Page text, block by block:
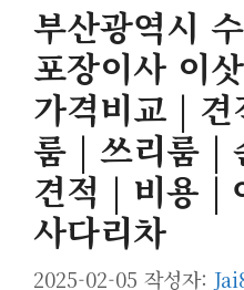
부산광역시
포장이사 이
가격비교 |
룸 | 쓰리룸 |
견적 | 비용 |
사다리차
2025-02-05 작성자: